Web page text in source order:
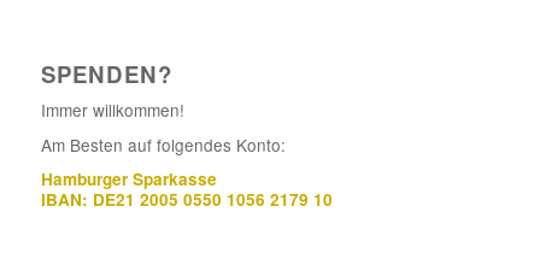
SPENDEN?
Immer willkommen!
Am Besten auf folgendes Konto:
Hamburger Sparkasse
IBAN: DE21 2005 0550 1056 2179 10